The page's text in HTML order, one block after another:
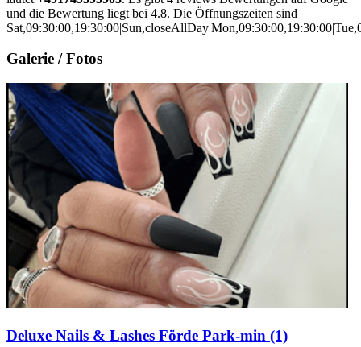
und die Bewertung liegt bei 4.8. Die Öffnungszeiten sind
Galerie / Fotos
Deluxe Nails & Lashes Förde Park-min (1)